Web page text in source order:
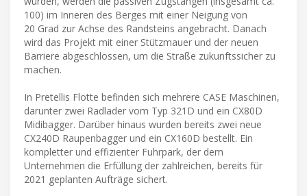
100) im Inneren des Berges mit einer Neigung von
20 Grad zur Achse des Randsteins angebracht. Danach
wird das Projekt mit einer Stützmauer und der neuen
Barriere abgeschlossen, um die Straße zukunftssicher zu
machen.
In Pretellis Flotte befinden sich mehrere CASE Maschinen,
darunter zwei Radlader vom Typ 321D und ein CX80D
Midibagger. Darüber hinaus wurden bereits zwei neue
CX240D Raupenbagger und ein CX160D bestellt. Ein
kompletter und effizienter Fuhrpark, der dem
Unternehmen die Erfüllung der zahlreichen, bereits für
2021 geplanten Aufträge sichert.